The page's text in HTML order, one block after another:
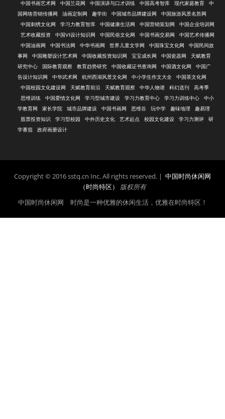
中国书画艺术网
中国兰花网 中国演讲与口才训练 中国高考智库 现代家庭教育
中
国网络营销传播网
油画定制网 趣学街 中国城市品牌建设网
中国旅游风景名胜网
中国刺绣文化网
学习力教育智库 中国健康生活网 中国营销策划网
中国企业培训网
艺术收藏投资
中国VI设计知识网 中国民俗文化网 中国书画交易网
中国艺术传播网
中国油画网
中国书法网 中华书画网 世界儿童文学网 中国珠宝文化网
中国民间故
事网
中国雕塑设计艺术网 中国收藏投资知识网 宝宝成长网 中国瓷器网
天赋教育
研究中心
国际教育观察 教育趋势研究 中国收藏证书查询网 中国酒文化网
中国广
告设计知识网
中华武术网 杭州西湖风景文化网 中小学生作文大全
中国茶文化网
中国校园文化建设网
天赋教育前沿 天赋教育观察 中华人物谱 科幻选刊
高考季
思维训练
中国爱情文化网 学习型城市建设 学习力教育中心 学习力训练中心
中小
学教育网
家长学院 城市品牌建设 中国书画网 思维谷 玩中学 趣味地理
趣易理
股票投资知识
学习型校园 中外历史文化 艺术起点 校园文化建设 学习力测评
研
学番茄
政府画册设计
Copyright © 2016 sstq.cn Inc. All rights reserved. | 中国时尚休闲网
（时尚特区）
版权所有
中国时尚休闲网 时尚是一种优雅的休闲生活，优雅在时尚特区！